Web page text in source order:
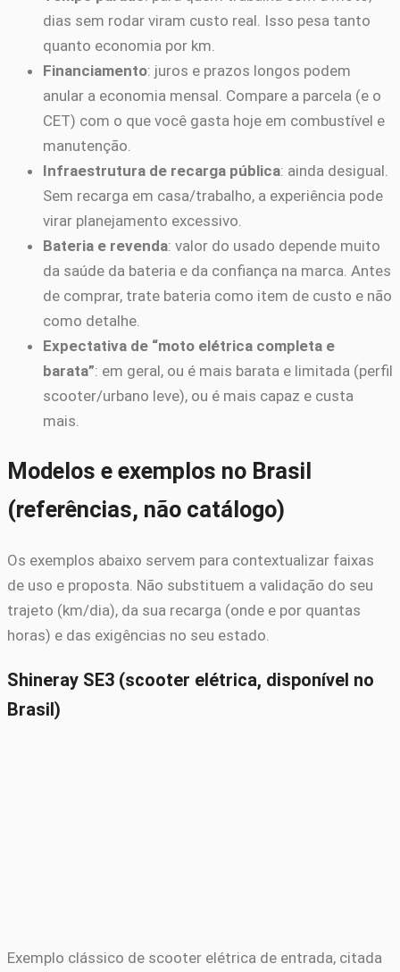
dias sem rodar viram custo real. Isso pesa tanto
quanto economia por km.
Financiamento: juros e prazos longos podem
anular a economia mensal. Compare a parcela (e o
CET) com o que você gasta hoje em combustível e
manutenção.
Infraestrutura de recarga pública: ainda desigual.
Sem recarga em casa/trabalho, a experiência pode
virar planejamento excessivo.
Bateria e revenda: valor do usado depende muito
da saúde da bateria e da confiança na marca. Antes
de comprar, trate bateria como item de custo e não
como detalhe.
Expectativa de “moto elétrica completa e
barata”: em geral, ou é mais barata e limitada (perfil
scooter/urbano leve), ou é mais capaz e custa
mais.
Modelos e exemplos no Brasil
(referências, não catálogo)
Os exemplos abaixo servem para contextualizar faixas
de uso e proposta. Não substituem a validação do seu
trajeto (km/dia), da sua recarga (onde e por quantas
horas) e das exigências no seu estado.
Shineray SE3 (scooter elétrica, disponível no
Brasil)
Exemplo clássico de scooter elétrica de entrada, citada